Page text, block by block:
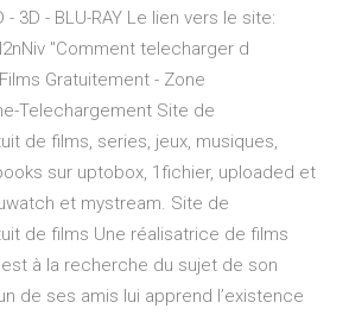
3D - BLU-RAY Le lien vers le site:
"Comment telecharger d
Gratuitement - Zone
Telechargement Site de
de films, series, jeux, musiques,
sur uptobox, 1fichier, uploaded et
et mystream. Site de
de films Une réalisatrice de films
est à la recherche du sujet de son
de ses amis lui apprend l’existence